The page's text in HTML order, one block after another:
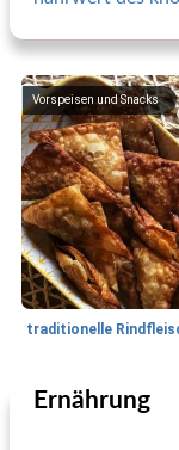
Vorspeisen und Snacks
Vorspeisen und Snacks
Ernährung